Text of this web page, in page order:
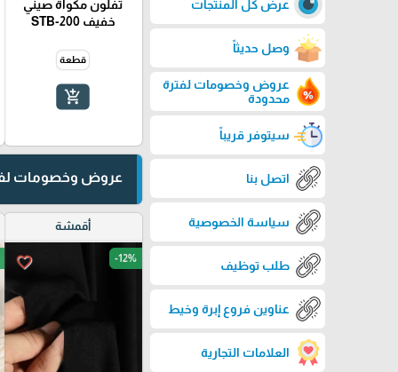
عرض كل المنتجات
وصل حديثاً
عروض وخصومات لفترة
محدودة
سيتوفر قريباً
اتصل بنا
سياسة الخصوصية
طلب توظيف
عناوين فروع إبرة وخيط
العلامات التجارية
تفلون مكواة صيني
خفيف STB-200
قطعة
add_shopping_cart
عروض وخصومات
أقمشة
favorite_border -12%